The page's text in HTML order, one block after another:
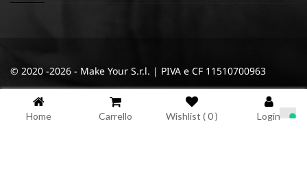
© 2020 -2026 - Make Your S.r.l. | PIVA e CF 11510700963
Privacy e Cookie Policy Termini e condizioni |Cookie
Home Carrello Wishlist (0) Login